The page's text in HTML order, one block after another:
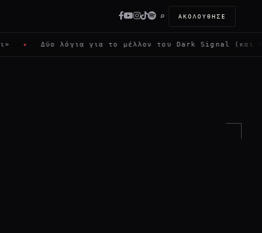
⌕ ΑΚΟΛΟΎΘΗΣΕ
Δύο λόγια για το μέλλον του Dark Signal (και πώς